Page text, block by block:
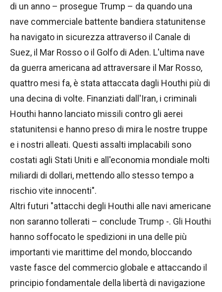
di un anno – prosegue Trump – da quando una
nave commerciale battente bandiera statunitense
ha navigato in sicurezza attraverso il Canale di
Suez, il Mar Rosso o il Golfo di Aden. L'ultima nave
da guerra americana ad attraversare il Mar Rosso,
quattro mesi fa, è stata attaccata dagli Houthi più di
una decina di volte. Finanziati dall'Iran, i criminali
Houthi hanno lanciato missili contro gli aerei
statunitensi e hanno preso di mira le nostre truppe
e i nostri alleati. Questi assalti implacabili sono
costati agli Stati Uniti e all'economia mondiale molti
miliardi di dollari, mettendo allo stesso tempo a
rischio vite innocenti".
Altri futuri "attacchi degli Houthi alle navi americane
non saranno tollerati – conclude Trump -. Gli Houthi
hanno soffocato le spedizioni in una delle più
importanti vie marittime del mondo, bloccando
vaste fasce del commercio globale e attaccando il
principio fondamentale della libertà di navigazione